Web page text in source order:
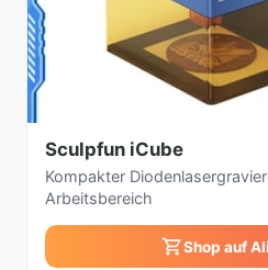
Sculpfun iCube
Kompakter
Arbeitsbereich
Shop auf